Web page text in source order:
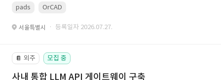
pads OrCAD
서울특별시 · 등록일자 2026.07.27.
📔 외주 모집 중
사내 통합 LLM API 게이트웨이 구축